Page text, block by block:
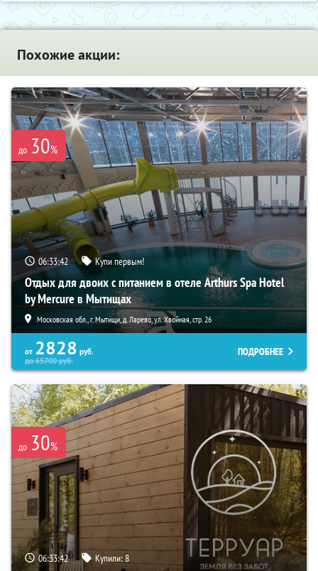
Похожие акции:
до 30%
06:33:40 Купи первым!
Отдых для двоих с питанием в отеле Arthurs Spa Hotel
by Mercure в Мытищах
Московская обл., г. Мытищи, д. Ларево, ул. Хвойная, стр. 26
от 2828 руб.
до65700руб.
ПОДРОБНЕЕ
до 30%
06:33:40 Купили:8